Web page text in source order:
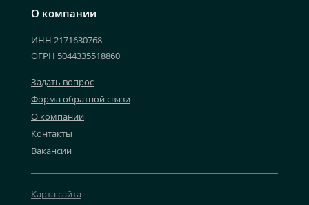
О компании
ИНН 2171630768
ОГРН 5044335518860
Задать вопрос
Форма обратной связи
О компании
Контакты
Вакансии
Карта сайта